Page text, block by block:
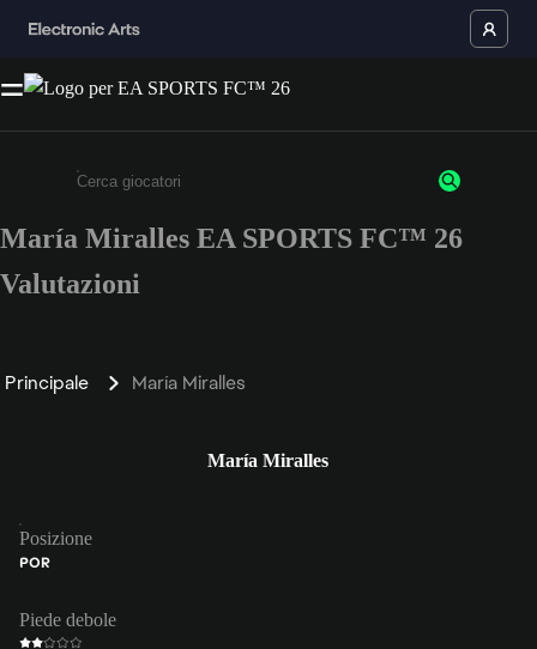
Inserisci un minimo di 3 caratteri o numeri.
María Miralles EA SPORTS FC™ 26
Valutazioni
Principale María Miralles
María Miralles
Posizione
POR
Piede debole